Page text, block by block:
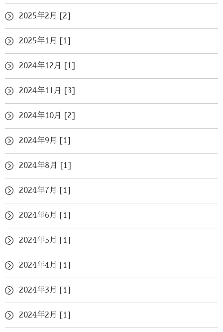
2025年2月 [2]
2025年1月 [1]
2024年12月 [1]
2024年11月 [3]
2024年10月 [2]
2024年9月 [1]
2024年8月 [1]
2024年7月 [1]
2024年6月 [1]
2024年5月 [1]
2024年4月 [1]
2024年3月 [1]
2024年2月 [1]